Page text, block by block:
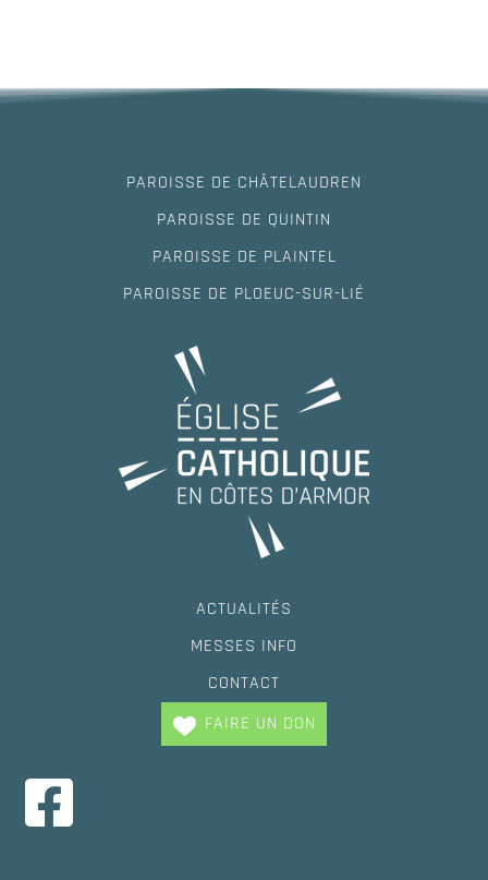
PAROISSE DE CHÂTELAUDREN
PAROISSE DE QUINTIN
PAROISSE DE PLAINTEL
PAROISSE DE PLOEUC-SUR-LIÉ
ACTUALITÉS
MESSES INFO
CONTACT
FAIRE UN DON